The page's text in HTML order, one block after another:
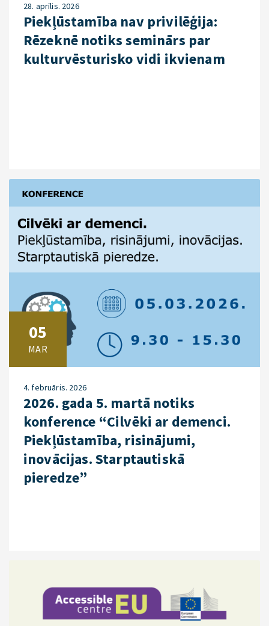
28. aprīlis. 2026
Piekļūstamība nav privilēģija:
Rēzeknē notiks seminārs par
kulturvēsturisko vidi ikvienam
05
MAR
4. februāris. 2026
2026. gada 5. martā notiks
konference “Cilvēki ar demenci.
Piekļūstamība, risinājumi,
inovācijas. Starptautiskā
pieredze”